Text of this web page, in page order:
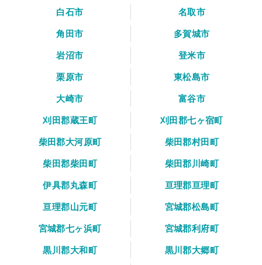
白石市
名取市
角田市
多賀城市
岩沼市
登米市
栗原市
東松島市
大崎市
富谷市
刈田郡蔵王町
刈田郡七ヶ宿町
柴田郡大河原町
柴田郡村田町
柴田郡柴田町
柴田郡川崎町
伊具郡丸森町
亘理郡亘理町
亘理郡山元町
宮城郡松島町
宮城郡七ヶ浜町
宮城郡利府町
黒川郡大和町
黒川郡大郷町